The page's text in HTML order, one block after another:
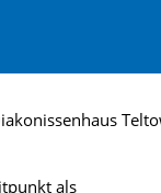
als